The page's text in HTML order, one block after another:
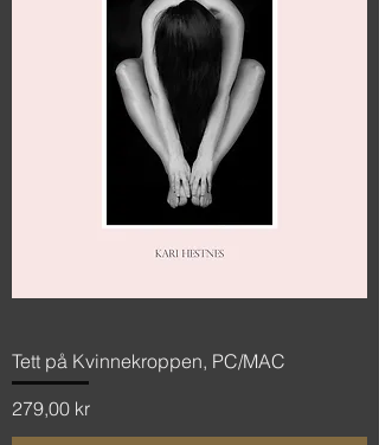
Tett på Kvinnekroppen, PC/MAC
Pris
279,00 kr